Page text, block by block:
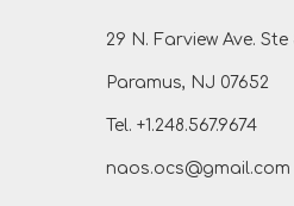
29 N. Farview Ave. Ste
Paramus, NJ 07652
Tel. +1.248.567.9674
naos.ocs@gmail.com